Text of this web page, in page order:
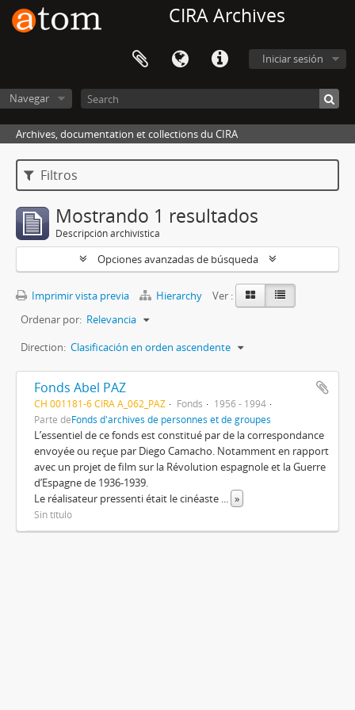
CIRA Archives
Iniciar sesión
Navegar
Archives, documentation et collections du CIRA
Filtros
Mostrando 1 resultados
Descripción archivística
Opciones avanzadas de búsqueda
Imprimir vista previa Hierarchy
Ver :
Ordenar por: Relevancia
Direction: Clasificación en orden ascendente
Fonds Abel PAZ
CH 001181-6 CIRA A_062_PAZ Fonds
1956 - 1994
Parte deFonds d'archives de personnes et de groupes
L’essentiel de ce fonds est constitué par de la correspondance
envoyée ou reçue par Diego Camacho. Notamment en rapport
avec un projet de film sur la Révolution espagnole et la Guerre
d’Espagne de 1936-1939.
Le réalisateur pressenti était le cinéaste ... »
Sin título